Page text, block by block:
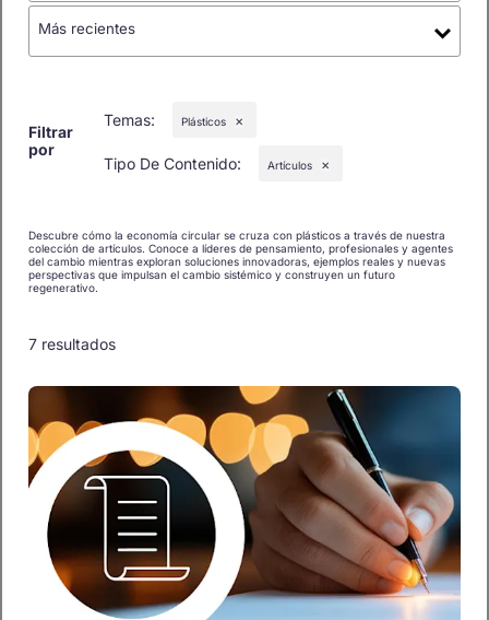
Más recientes
Filtrar
por
Temas: Plásticos ✕
Tipo De Contenido: Artículos ✕
Descubre cómo la economía circular se cruza con plásticos a través de nuestra
colección de artículos. Conoce a líderes de pensamiento, profesionales y agentes
del cambio mientras exploran soluciones innovadoras, ejemplos reales y nuevas
perspectivas que impulsan el cambio sistémico y construyen un futuro
regenerativo.
7 resultados